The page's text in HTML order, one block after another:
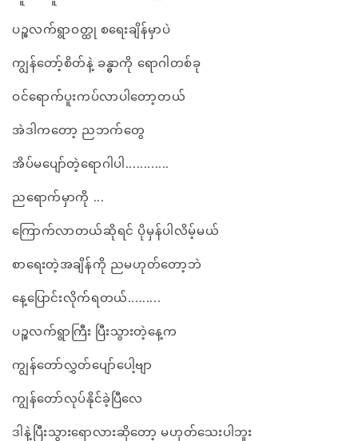
ပဉ္ဓလက်ရွာဝတ္ထု စရေးချိန်မှာပဲ
ကျွန်တော့်စိတ်နဲ့ ခန္ဓာကို ရောဂါတစ်ခု
ဝင်ရောက်ပူးကပ်လာပါတော့တယ်
အဲဒါကတော့ ညဘက်တွေ
အိပ်မပျော်တဲ့ရောဂါပါ............
ညရောက်မှာကို ...
ကြောက်လာတယ်ဆိုရင် ပိုမှန်ပါလိမ့်မယ်
စာရေးတဲ့အချိန်ကို ညမဟုတ်တော့ဘဲ
နေ့ပြောင်းလိုက်ရတယ်.........
ပဉ္ဓလက်ရွာကြီး ပြီးသွားတဲ့နေ့က
ကျွန်တော်လွှတ်ပျော်ပေါ့ဗျာ
ကျွန်တော်လုပ်နိုင်ခဲ့ပြီလေ
ဒါနဲ့ပြီးသွားရောလားဆိုတော့ မဟုတ်သေးပါဘူး